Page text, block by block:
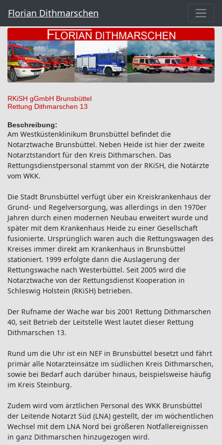
Florian Dithmarschen
RKiSH gGmbH Brunsbüttel
Rettung Dithmarschen 13
Beschreibung:
Am Westküstenklinikum Brunsbüttel befindet die
Notarztwache Brunsbüttel. Neben Heide ist hier der zweite
Notarztstandort für den Kreis Dithmarschen. Das
Rettungsdienstpersonal stammt von der RKiSH, die Notärzte
vom WKK.
Die Stadt Brunsbüttel verfügt über ein Kreiskrankenhaus der
Grund- und Regelversorgung, was allerdings in den 1970er
Jahren durch einen modernen Neubau erweitert wurde und
später mit dem Krankenhaus Heide zu einer Gesellschaft
fusionierte. Ursprünglich waren auch die Rettungswagen des
Kreises immer direkt am Krankenhaus in Brunsbüttel
stationiert. 1999 erfolgte dann die Auslagerung der
Rettungswache nach Westerbüttel. Seit 2005 wird die
Notarztwache von der Rettungsdienst Kooperation in
Schleswig Holstein (RKiSH) betrieben.
Der Rufname der Wache war bis 2001 Rettung Dithmarschen
40, seit Betrieb der Leitstelle West lautet dieser Rettung
Dithmarschen 13.
Rund um die Uhr ist ein NEF in Brunsbüttel besetzt und fährt
primär alle Notarzteinsätze im südlichen Kreis Dithmarschen,
sowie bei Bedarf auch darüber hinaus, beispielsweise häufig
im Kreis Steinburg.
Zudem wird vom ärztlichen Personal des WKK Brunsbüttel
der Leitende Notarzt Süd (LNA) gestellt, der im wöchentlichen
Wechsel mit dem LNA Nord bei größeren Notfallereignissen
in ganz Dithmarschen hinzugezogen wird.